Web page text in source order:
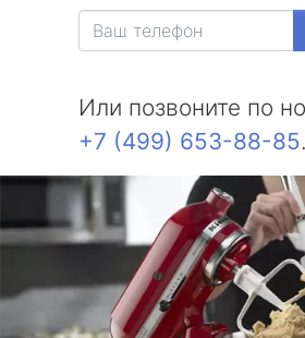
Или позвоните по
+7 (499) 653-88-85.